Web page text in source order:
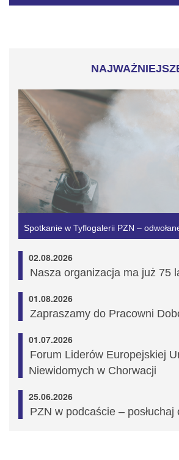
Spotkanie w Tyflogalerii PZN –
02.08.2026
Nasza organizacja ma już 75
01.08.2026
Zapraszamy do Pracowni
01.07.2026
Forum Liderów Europejskiej
Niewidomych w Chorwacji
25.06.2026
PZN w podcaście – posłuchaj